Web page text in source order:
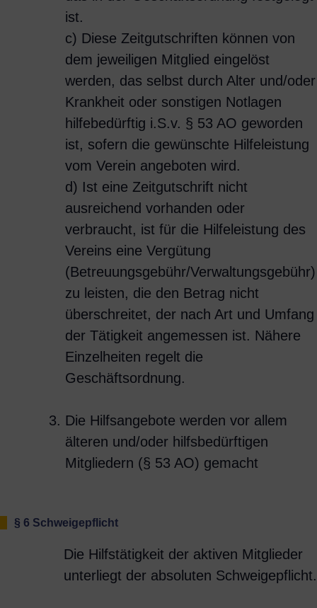
ist.
c) Diese Zeitgutschriften können von
dem jeweiligen Mitglied eingelöst
werden, das selbst durch Alter und/oder
Krankheit oder sonstigen Notlagen
hilfebedürftig i.S.v. § 53 AO geworden
ist, sofern die gewünschte Hilfeleistung
vom Verein angeboten wird.
d) Ist eine Zeitgutschrift nicht
ausreichend vorhanden oder
verbraucht, ist für die Hilfeleistung des
Vereins eine Vergütung
(Betreuungsgebühr/Verwaltungsgebühr)
zu leisten, die den Betrag nicht
überschreitet, der nach Art und Umfang
der Tätigkeit angemessen ist. Nähere
Einzelheiten regelt die
Geschäftsordnung.
Die Hilfsangebote werden vor allem
älteren und/oder hilfsbedürftigen
Mitgliedern (§ 53 AO) gemacht
§ 6 Schweigepflicht
Die Hilfstätigkeit der aktiven Mitglieder
unterliegt der absoluten Schweigepflicht.